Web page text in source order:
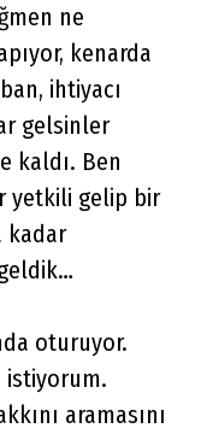
ne
kenarda
ihtiyacı
gelsinler
kaldı. Ben
yetkili gelip bir
kadar
oturuyor.
istiyorum.
aramasını